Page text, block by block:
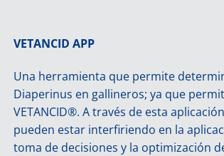
VETANCID APP
Una herramienta que permite
Diaperinus en gallineros; ya que
VETANCID®. A través de esta
pueden estar interfiriendo en la
toma de decisiones y la optimización